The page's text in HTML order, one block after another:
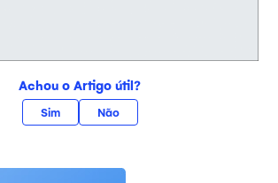
Achou o Artigo útil?
Sim Não